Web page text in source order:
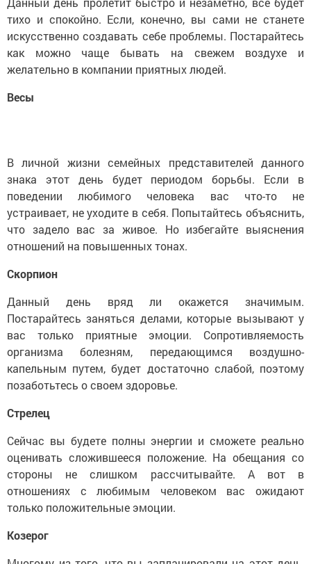
тихо и спокойно. Если, конечно, вы сами не станете
искусственно создавать себе проблемы. Постарайтесь
как можно чаще бывать на свежем воздухе и
желательно в компании приятных людей.
Весы
В личной жизни семейных представителей данного
знака этот день будет периодом борьбы. Если в
поведении любимого человека вас что-то не
устраивает, не уходите в себя. Попытайтесь объяснить,
что задело вас за живое. Но избегайте выяснения
отношений на повышенных тонах.
Скорпион
Данный день вряд ли окажется значимым.
Постарайтесь заняться делами, которые вызывают у
вас только приятные эмоции. Сопротивляемость
организма болезням, передающимся воздушно-
капельным путем, будет достаточно слабой, поэтому
позаботьтесь о своем здоровье.
Стрелец
Сейчас вы будете полны энергии и сможете реально
оценивать сложившееся положение. На обещания со
стороны не слишком рассчитывайте. А вот в
отношениях с любимым человеком вас ожидают
только положительные эмоции.
Козерог